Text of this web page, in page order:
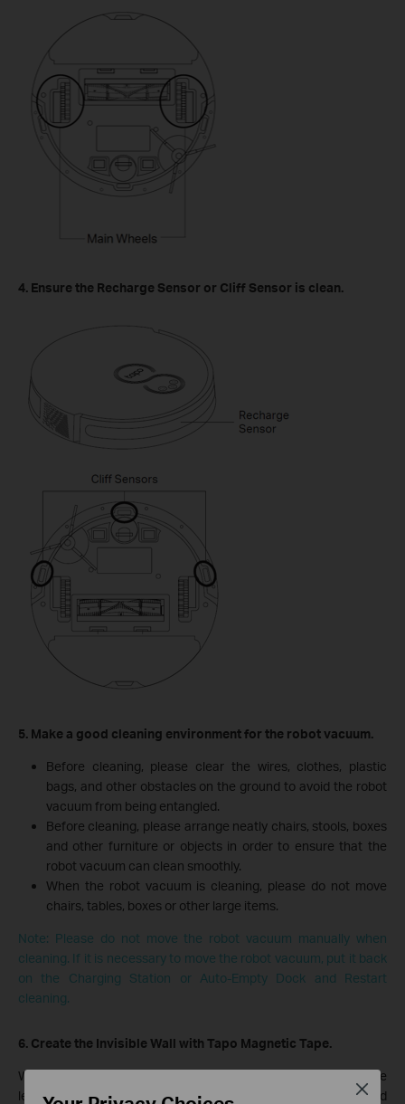
4. Ensure the Recharge Sensor or Cliff Sensor is clean.
5. Make a good cleaning environment for the robot vacuum.
Before cleaning, please clear the wires, clothes, plastic
bags, and other obstacles on the ground to avoid the robot
vacuum from being entangled.
Before cleaning, please arrange neatly chairs, stools, boxes
and other furniture or objects in order to ensure that the
robot vacuum can clean smoothly.
When the robot vacuum is cleaning, please do not move
chairs, tables, boxes or other large items.
Note: Please do not move the robot vacuum manually when
cleaning. If it is necessary to move the robot vacuum, put it back
on the Charging Station or Auto-Empty Dock and Restart
cleaning.
6. Create the Invisible Wall with Tapo Magnetic Tape.
When there are carpets, thresholds, fan bases, U-shaped table
legs or too many other obstacles in the environment, repeated
Close